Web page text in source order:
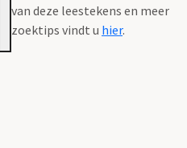
van deze leestekens en meer
zoektips vindt u hier.